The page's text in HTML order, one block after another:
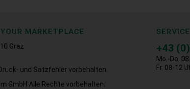
MARKETPLACE
Graz
und Satzfehler vorbehalten.
GmbH Alle Rechte vorbehalten.
+43
Mo.-Do.
Fr. 08-12